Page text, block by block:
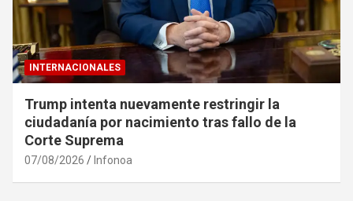
INTERNACIONALES
Trump intenta nuevamente restringir la
ciudadanía por nacimiento tras fallo de la
Corte Suprema
07/08/2026 Infonoa